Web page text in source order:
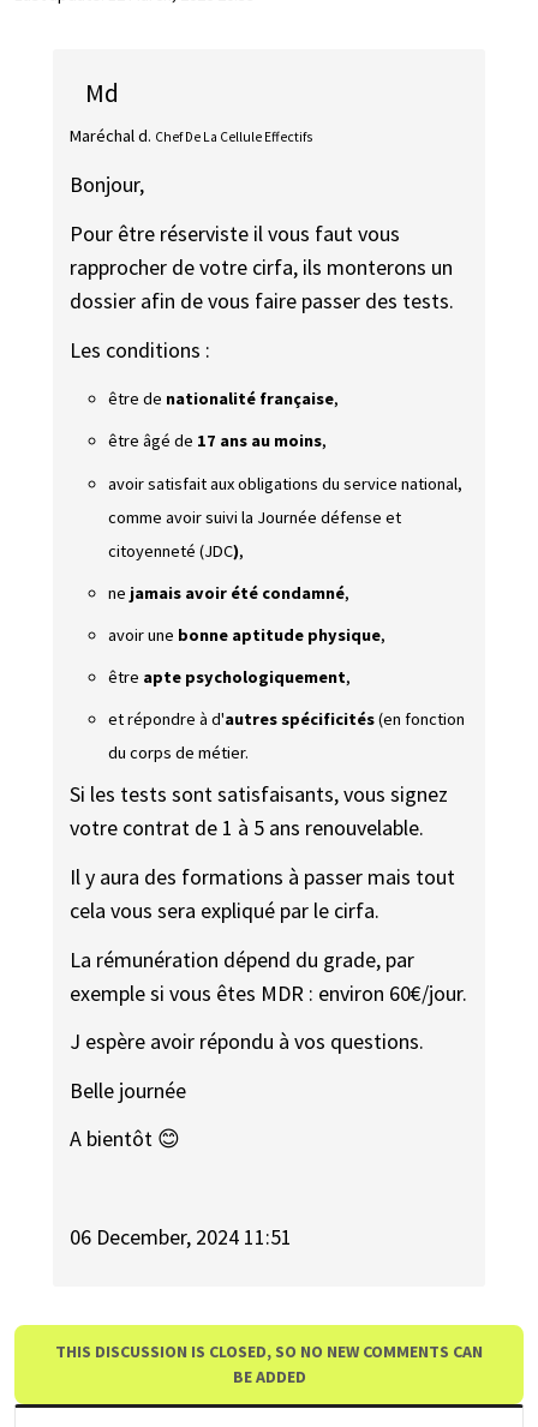
Md
Maréchal d. Chef De La Cellule Effectifs
Bonjour,
Pour être réserviste il vous faut vous
rapprocher de votre cirfa, ils monterons un
dossier afin de vous faire passer des tests.
Les conditions :
être de nationalité française,
être âgé de 17 ans au moins,
avoir satisfait aux obligations du service national,
comme avoir suivi la Journée défense et
citoyenneté (JDC),
ne jamais avoir été condamné,
avoir une bonne aptitude physique,
être apte psychologiquement,
et répondre à d'autres spécificités(en fonction
du corps de métier.
Si les tests sont satisfaisants, vous signez
votre contrat de 1 à 5 ans renouvelable.
Il y aura des formations à passer mais tout
cela vous sera expliqué par le cirfa.
La rémunération dépend du grade, par
exemple si vous êtes MDR : environ 60€/jour.
J espère avoir répondu à vos questions.
Belle journée
A bientôt 😊
06 December, 2024 11:51
THIS DISCUSSION IS CLOSED, SO NO NEW COMMENTS CAN
BE ADDED